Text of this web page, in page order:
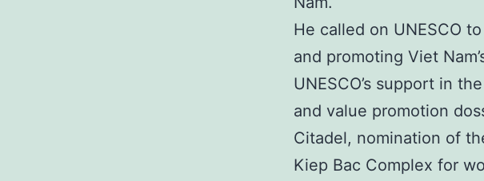
He called on UNESCO
and promoting Viet
UNESCO’s support in
and value promotion
Citadel, nomination of
Kiep Bac Complex for